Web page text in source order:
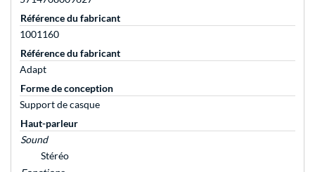
Référence du fabricant
1001160
Référence du fabricant
Adapt
Forme de conception
Support de casque
Haut-parleur
Sound
Stéréo